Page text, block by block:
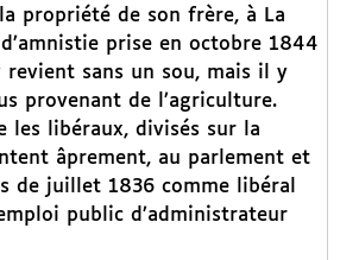
propriété de son frère, à La
prise en octobre 1844
sans un sou, mais il y
provenant de l’agriculture.
les libéraux, divisés sur la
âprement, au parlement et
de juillet 1836 comme libéral
public d’administrateur